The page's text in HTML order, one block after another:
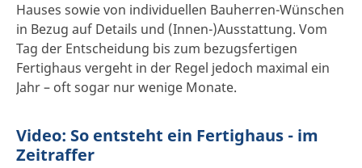
Hauses sowie von individuellen Bauherren-Wünschen
in Bezug auf Details und (Innen-)Ausstattung. Vom
Tag der Entscheidung bis zum bezugsfertigen
Fertighaus vergeht in der Regel jedoch maximal ein
Jahr – oft sogar nur wenige Monate.
Video: So entsteht ein Fertighaus - im
Zeitraffer